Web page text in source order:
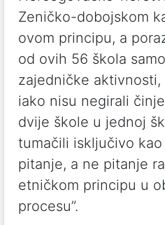
Zeničko-dobojskom
ovom principu, a
od ovih 56 škola
zajedničke
iako nisu negirali
dvije škole u jednoj
tumačili isključivo
pitanje, a ne pitanje
etničkom principu u
procesu”.